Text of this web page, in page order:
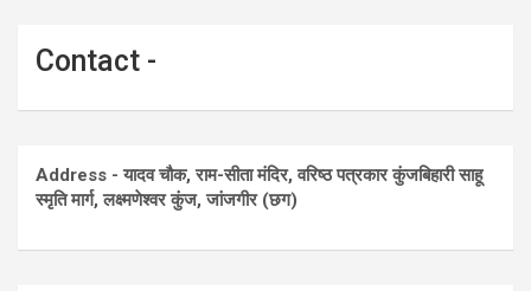
Contact -
Address - यादव चौक, राम-सीता मंदिर, वरिष्ठ पत्रकार कुंजबिहारी साहू
स्मृति मार्ग, लक्ष्मणेश्वर कुंज, जांजगीर (छग)